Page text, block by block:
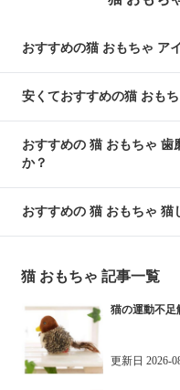
おすすめの猫 おもちゃ ア
安くておすすめの猫 おも
おすすめの 猫 おもちゃ 歯
か？
おすすめの 猫 おもちゃ 猫
猫 おもちゃ 記事一覧
猫の運動不足
更新日 2026-